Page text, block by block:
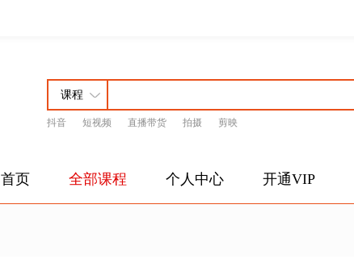
抖音 短视频 直播带货 拍摄 剪映
首页 全部课程 个人中心 开通VIP